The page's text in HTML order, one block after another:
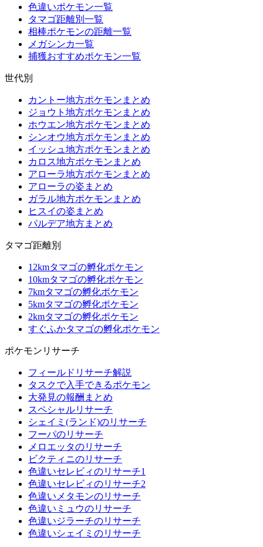
色違いポケモン一覧
タマゴ距離別一覧
相棒ポケモンの距離一覧
メガシンカ一覧
捕獲おすすめポケモン一覧
世代別
カントー地方ポケモンまとめ
ジョウト地方ポケモンまとめ
ホウエン地方ポケモンまとめ
シンオウ地方ポケモンまとめ
イッシュ地方ポケモンまとめ
カロス地方ポケモンまとめ
アローラ地方ポケモンまとめ
アローラの姿まとめ
ガラル地方ポケモンまとめ
ヒスイの姿まとめ
パルデア地方まとめ
タマゴ距離別
12kmタマゴの孵化ポケモン
10kmタマゴの孵化ポケモン
7kmタマゴの孵化ポケモン
5kmタマゴの孵化ポケモン
2kmタマゴの孵化ポケモン
すぐふかタマゴの孵化ポケモン
ポケモンリサーチ
フィールドリサーチ解説
タスクで入手できるポケモン
大発見の報酬まとめ
スペシャルリサーチ
シェイミ(ランド)のリサーチ
フーパのリサーチ
メロエッタのリサーチ
ビクティニのリサーチ
色違いセレビィのリサーチ1
色違いセレビィのリサーチ2
色違いメタモンのリサーチ
色違いミュウのリサーチ
色違いジラーチのリサーチ
色違いシェイミのリサーチ